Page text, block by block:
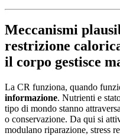
Meccanismi
restrizione
il corpo gestisce
La CR funziona, quando
informazione. Nutrienti e
tipo di mondo stanno
o conservazione. Da qui si
modulano riparazione, stress